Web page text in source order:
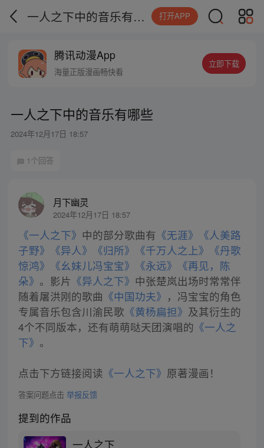
一人之下中的音乐有哪些 打开APP
腾讯动漫App
海量正版漫画畅快看
立即下载
一人之下中的音乐有哪些
2024年12月17日 18:57
1个回答
月下幽灵
2024年12月17日 18:57
《一人之下》 中的部分歌曲有 《无涯》
《人美路
子野》
《异人》 《归所》 《千万人之上》
《丹歌
惊鸿》
《幺妹儿冯宝宝》 《永远》
《再见，陈
朵》 。影片 《异人之下》 中张楚岚出场时常常伴
随着屠洪刚的歌曲 《中国功夫》 ，冯宝宝的角色
专属音乐包含川渝民歌 《黄杨扁担》 及其衍生的
4个不同版本，还有萌萌哒天团演唱的 《一人之
下》 。
点击下方链接阅读 《一人之下》 原著漫画！
答案问题点击 举报反馈
提到的作品
一人之下